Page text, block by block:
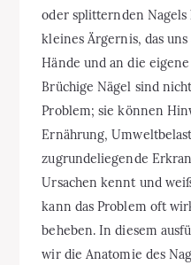
oder splitternden
kleines Ärgernis, das
Hände und an die
Brüchige Nägel sind
Problem; sie können
Ernährung,
zugrundeliegende
Ursachen kennt und
kann das Problem oft
beheben. In diesem
wir die Anatomie des